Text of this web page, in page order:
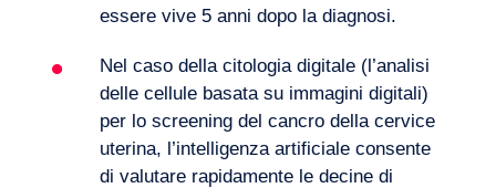
essere vive 5 anni dopo la diagnosi.
Nel caso della citologia digitale (l’analisi
delle cellule basata su immagini digitali)
per lo screening del cancro della cervice
uterina, l’intelligenza artificiale consente
di valutare rapidamente le decine di